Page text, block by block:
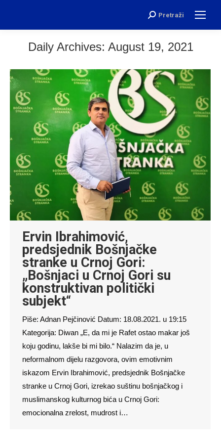
Search:
Pretraži
Daily Archives: August 19, 2021
Ervin Ibrahimović,
predsjednik Bošnjačke
stranke u Crnoj Gori:
„Bošnjaci u Crnoj Gori su
konstruktivan politički
subjekt“
Piše: Adnan Pejčinović Datum: 18.08.2021. u 19:15
Kategorija: Diwan „E, da mi je Rafet ostao makar još
koju godinu, lakše bi mi bilo.“ Nalazim da je, u
neformalnom dijelu razgovora, ovim emotivnim
iskazom Ervin Ibrahimović, predsjednik Bošnjačke
stranke u Crnoj Gori, izrekao suštinu bošnjačkog i
muslimanskog kulturnog bića u Crnoj Gori:
emocionalna zrelost, mudrost i…